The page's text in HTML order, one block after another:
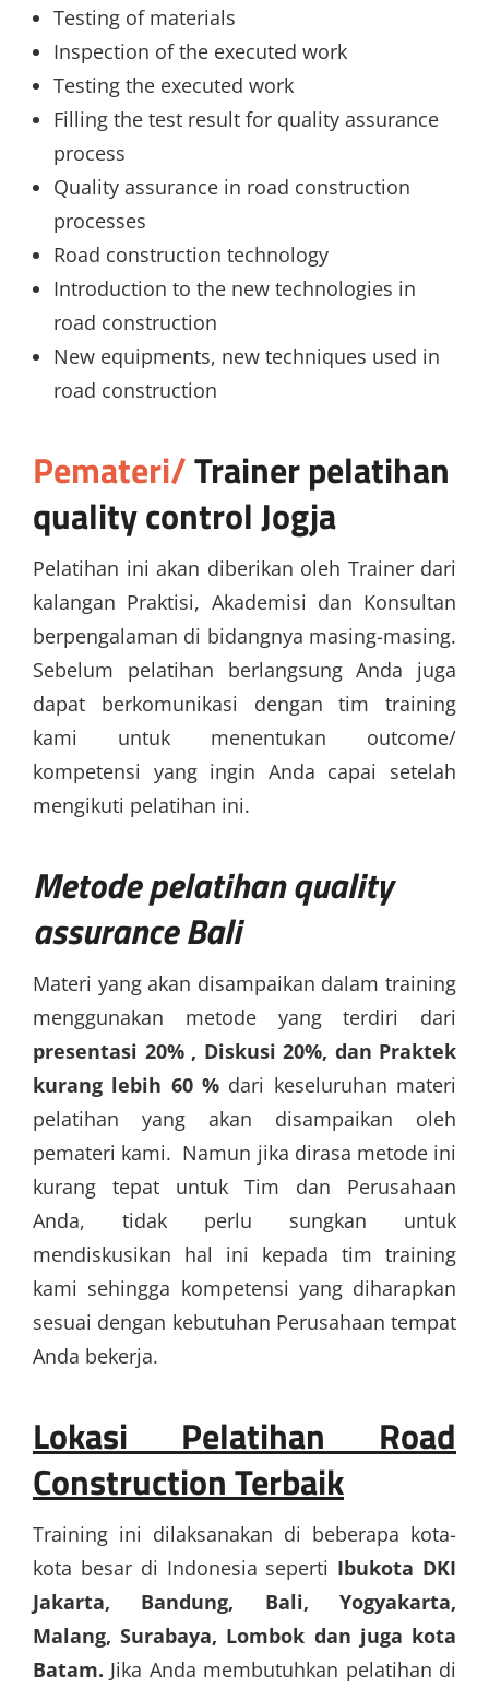
Testing of materials
Inspection of the executed work
Testing the executed work
Filling the test result for quality assurance
process
Quality assurance in road construction
processes
Road construction technology
Introduction to the new technologies in
road construction
New equipments, new techniques used in
road construction
Pemateri/Trainerpelatihan
quality control Jogja
Pelatihan ini akan diberikan oleh Trainer dari
kalangan Praktisi, Akademisi dan Konsultan
berpengalaman di bidangnya masing-masing.
Sebelum pelatihan berlangsung Anda juga
dapat berkomunikasi dengan tim training
kami untuk menentukan outcome/
kompetensi yang ingin Anda capai setelah
mengikuti pelatihan ini.
Metodepelatihan quality
assurance Bali
Materi yang akan disampaikan dalam training
menggunakan metode yang terdiri dari
presentasi 20% , Diskusi 20%, dan Praktek
kurang lebih 60 % dari keseluruhan materi
pelatihan yang akan disampaikan oleh
pemateri kami. Namun jika dirasa metode ini
kurang tepat untuk Tim dan Perusahaan
Anda, tidak perlu sungkan untuk
mendiskusikan hal ini kepada tim training
kami sehingga kompetensi yang diharapkan
sesuai dengan kebutuhan Perusahaan tempat
Anda bekerja.
Lokasi Pelatihan Road
Construction Terbaik
Training ini dilaksanakan di beberapa kota-
kota besar di Indonesia seperti Ibukota DKI
Jakarta, Bandung, Bali, Yogyakarta,
Malang, Surabaya, Lombok dan juga kota
Batam. Jika Anda membutuhkan pelatihan di